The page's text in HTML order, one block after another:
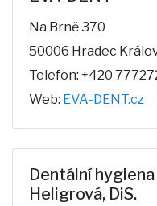
Na Brně 370
50006 Hradec
Telefon: +420
Web: EVA-DENT.cz
Dentální
Heligrová, DiS.